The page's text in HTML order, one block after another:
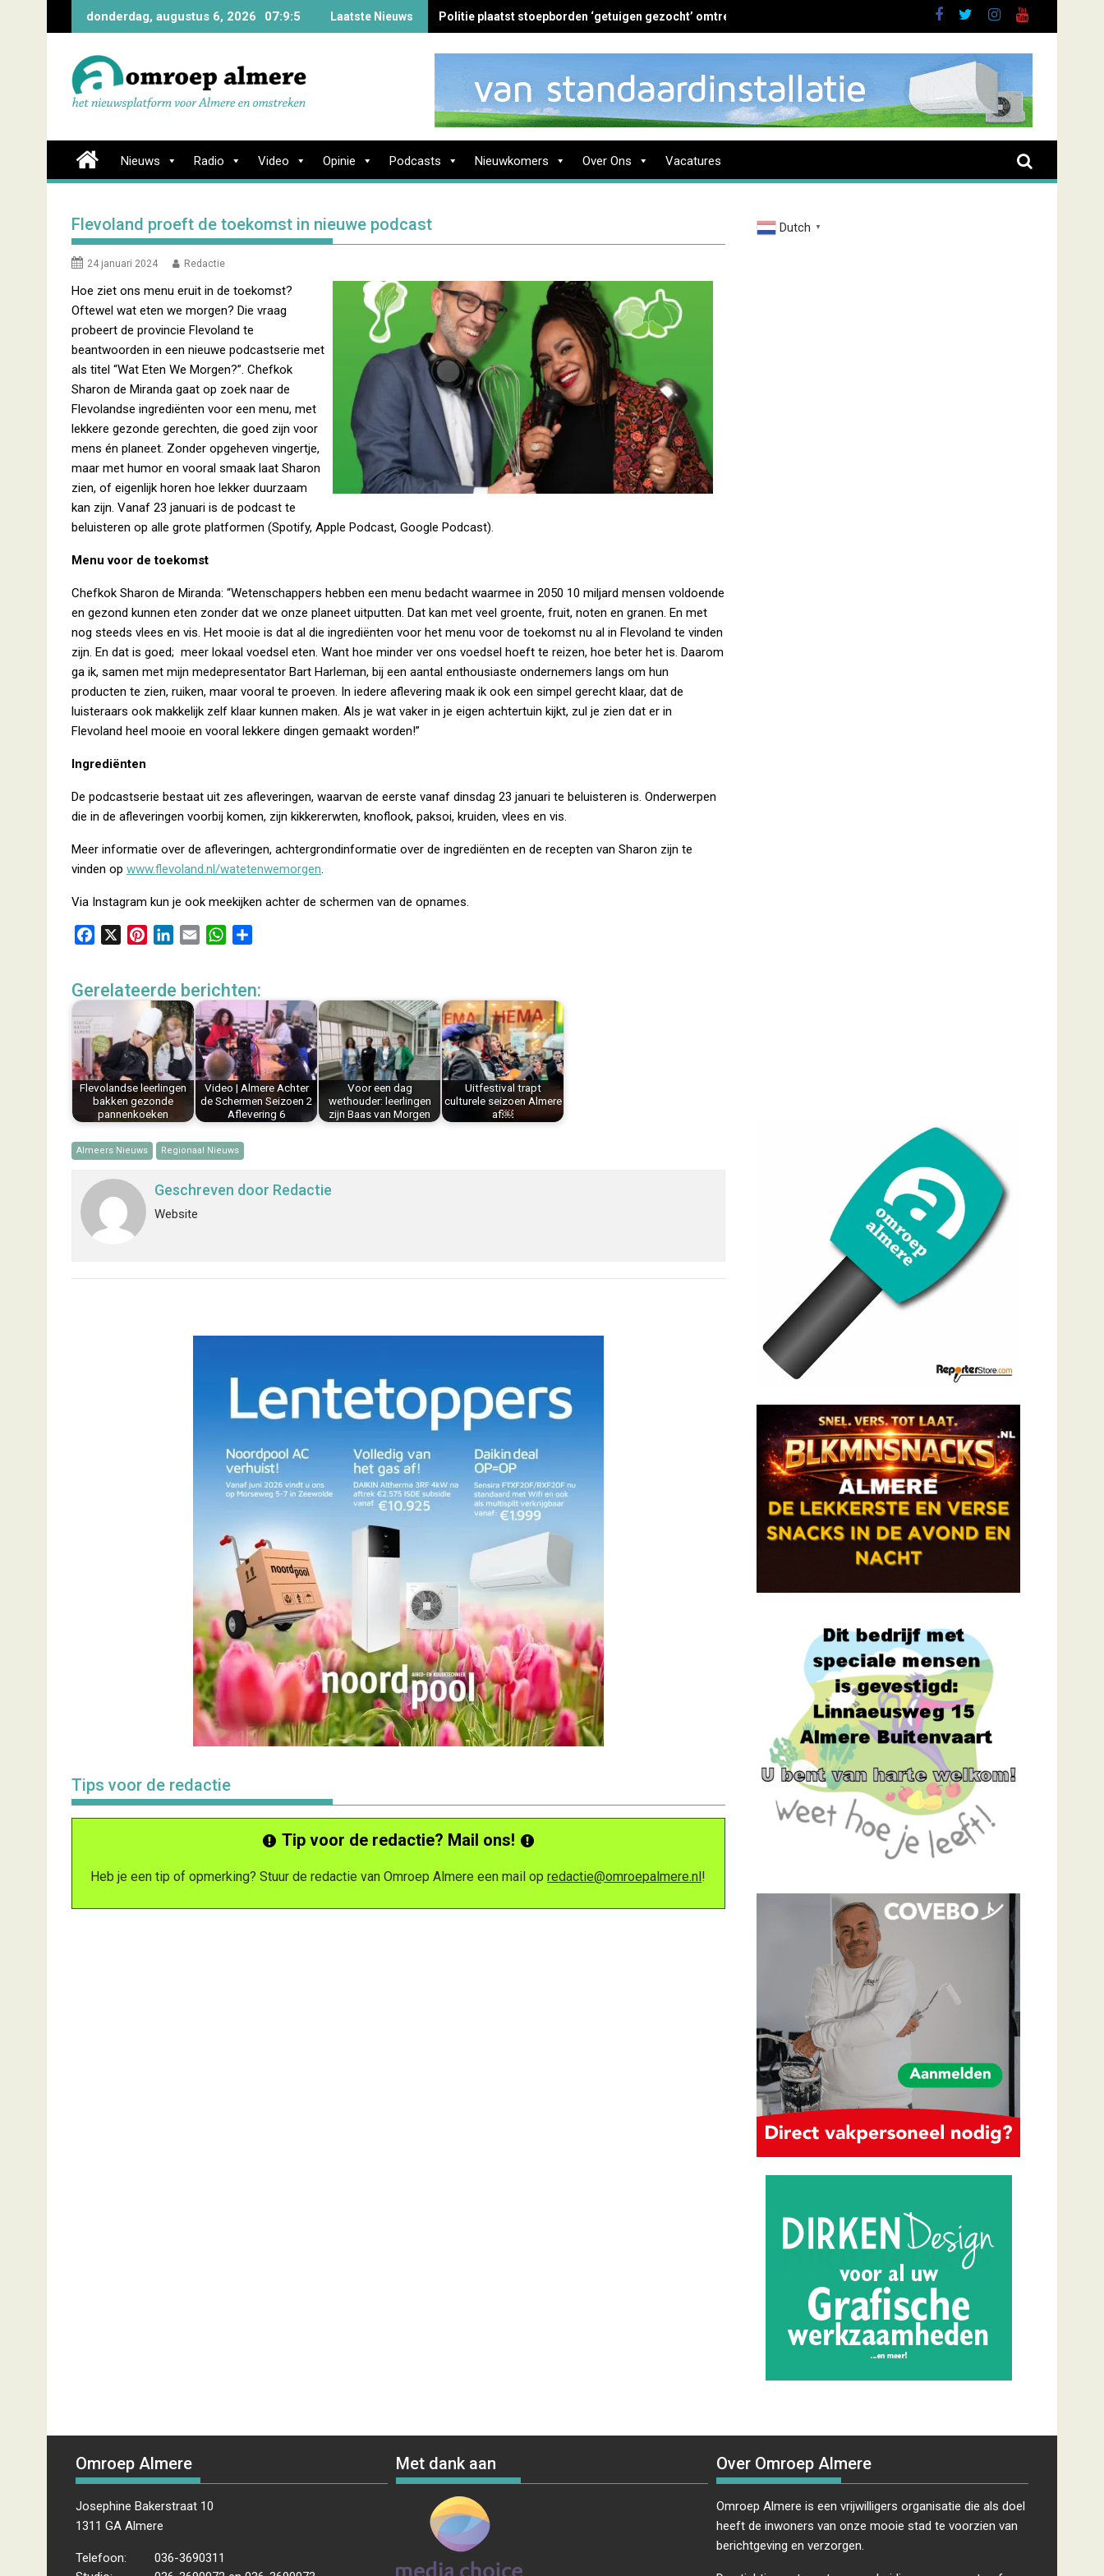
donderdag, augustus 6, 2026 07:9:6 Laatste Nieuws Politie plaatst stoepborden ‘getuigen gezocht’ omtrent overval Elbastraat
Nieuws Radio Video Opinie Podcasts Nieuwkomers Over Ons Vacatures
Flevoland proeft de toekomst in nieuwe podcast
24 januari 2024 Redactie
Hoe ziet ons menu eruit in de toekomst?
Oftewel wat eten we morgen? Die vraag
probeert de provincie Flevoland te
beantwoorden in een nieuwe podcastserie met
als titel “Wat Eten We Morgen?”. Chefkok
Sharon de Miranda gaat op zoek naar de
Flevolandse ingrediënten voor een menu, met
lekkere gezonde gerechten, die goed zijn voor
mens én planeet. Zonder opgeheven vingertje,
maar met humor en vooral smaak laat Sharon
zien, of eigenlijk horen hoe lekker duurzaam
kan zijn. Vanaf 23 januari is de podcast te
beluisteren op alle grote platformen (Spotify, Apple Podcast, Google Podcast).
Menu voor de toekomst
Chefkok Sharon de Miranda: “Wetenschappers hebben een menu bedacht waarmee in 2050 10 miljard mensen voldoende
en gezond kunnen eten zonder dat we onze planeet uitputten. Dat kan met veel groente, fruit, noten en granen. En met
nog steeds vlees en vis. Het mooie is dat al die ingrediënten voor het menu voor de toekomst nu al in Flevoland te vinden
zijn. En dat is goed; meer lokaal voedsel eten. Want hoe minder ver ons voedsel hoeft te reizen, hoe beter het is. Daarom
ga ik, samen met mijn medepresentator Bart Harleman, bij een aantal enthousiaste ondernemers langs om hun
producten te zien, ruiken, maar vooral te proeven. In iedere aflevering maak ik ook een simpel gerecht klaar, dat de
luisteraars ook makkelijk zelf klaar kunnen maken. Als je wat vaker in je eigen achtertuin kijkt, zul je zien dat er in
Flevoland heel mooie en vooral lekkere dingen gemaakt worden!”
Ingrediënten
De podcastserie bestaat uit zes afleveringen, waarvan de eerste vanaf dinsdag 23 januari te beluisteren is. Onderwerpen
die in de afleveringen voorbij komen, zijn kikkererwten, knoflook, paksoi, kruiden, vlees en vis.
Meer informatie over de afleveringen, achtergrondinformatie over de ingrediënten en de recepten van Sharon zijn te
vinden op www.flevoland.nl/watetenwemorgen.
Via Instagram kun je ook meekijken achter de schermen van de opnames.
e
o
o
k
t
e
r
e
s
t
k
e
d
I
n
i
l
W
t
s
A
p
p
e
Gerelateerde berichten:
Flevolandse leerlingen
bakken gezonde
pannenkoeken
Video | Almere Achter
de Schermen Seizoen 2
Aflevering 6
Voor een dag
wethouder: leerlingen
zijn Baas van Morgen
Uitfestival trapt
culturele seizoen Almere
af￼
Almeers Nieuws Regionaal Nieuws
Geschreven door Redactie
Website
Tips voor de redactie
Tip voor de redactie? Mail ons!
Heb je een tip of opmerking? Stuur de redactie van Omroep Almere een mail opredactie@omroepalmere.nl!
Dutch ▼
Omroep Almere
Josephine Bakerstraat 10
1311 GA Almere
Telefoon:
036-3690311
Met dank aan Over Omroep Almere
Omroep Almere is een vrijwilligers organisatie die als doel
heeft de inwoners van onze mooie stad te voorzien van
berichtgeving en verzorgen.